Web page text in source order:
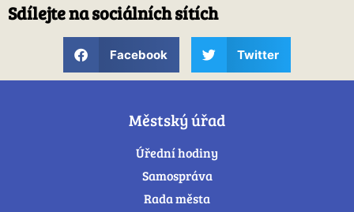
Sdílejte na sociálních sítích
Facebook Twitter
Městský úřad
Úřední hodiny
Samospráva
Rada města